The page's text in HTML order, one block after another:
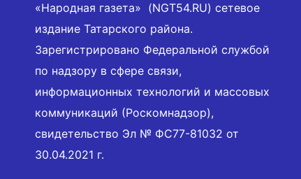
«Народная газета» (NGT54.RU) сетевое
издание Татарского района.
Зарегистрировано Федеральной службой
по надзору в сфере связи,
информационных технологий и массовых
коммуникаций (Роскомнадзор),
свидетельство Эл № ФС77-81032 от
30.04.2021 г.